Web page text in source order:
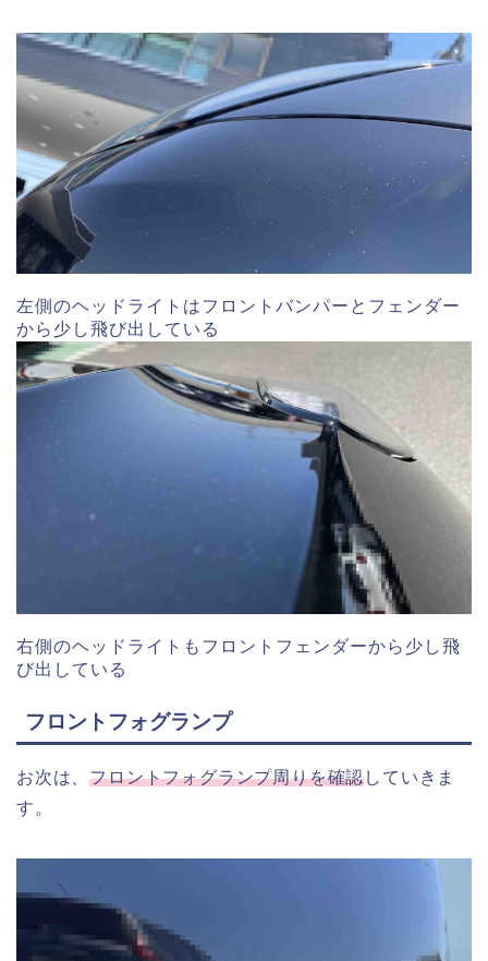
左側のヘッドライトはフロントバンパーとフェンダー
から少し飛び出している
右側のヘッドライトもフロントフェンダーから少し飛
び出している
フロントフォグランプ
お次は、フロントフォグランプ周りを確認していきま
す。